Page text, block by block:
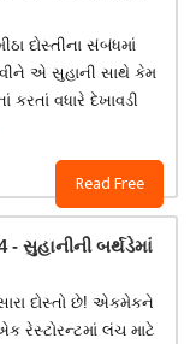
Read Free
દોસ્તીના સંબંધમાં
એ સુહાની સાથે કેમ
વધારે દેખાવડી
- સુહાનીની બર્થડેમાં
દોસ્તો છે! એકમેકને
રેસ્ટોરન્ટમાં લંચ માટે